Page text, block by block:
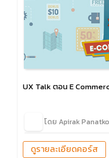
UX Talk ตอน E
โดย Apirak
ดูรายละเอียดคอร์ส